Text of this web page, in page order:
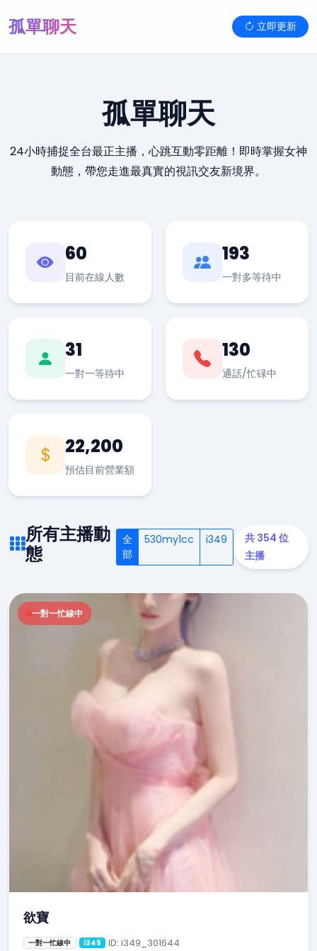
孤單聊天 立即更新
孤單聊天
24小時捕捉全台最正主播，心跳互動零距離！即時掌握女神
動態，帶您走進最真實的視訊交友新境界。
60
目前在線人數
193
一對多等待中
31
一對一等待中
130
通話/忙碌中
22,200
預估目前營業額
所有主播動
態
全
部
530my1cc i349
共 354 位
主播
一對一忙線中
欲寶
一對一忙線中 i349 ID: i349_301644